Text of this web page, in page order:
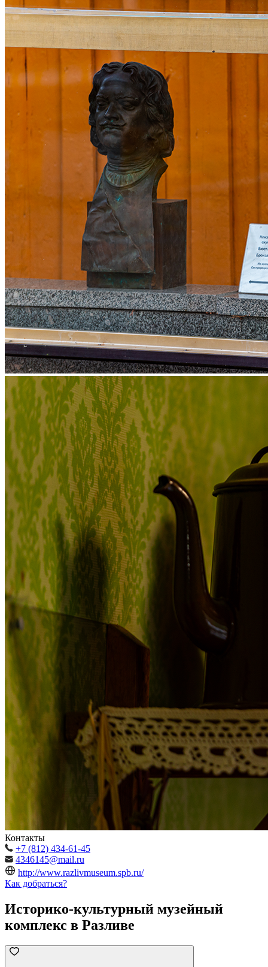
Контакты
+7 (812) 434-61-45
4346145@mail.ru
http://www.razlivmuseum.spb.ru/
Как добраться?
Историко-культурный музейный
комплекс в Разливе